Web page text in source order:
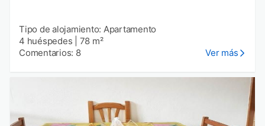
Tipo de alojamiento: Apartamento
4 huéspedes
78 m²
Comentarios: 8
Ver más